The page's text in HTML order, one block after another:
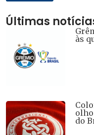
Últimas
às
olho
do